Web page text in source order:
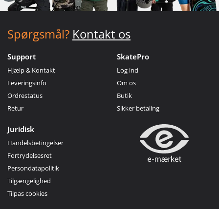
Spørgsmål? Kontakt os
Support
Hjælp & Kontakt
Leveringsinfo
Ordrestatus
Retur
SkatePro
Log ind
Om os
Butik
Sikker betaling
Juridisk
Handelsbetingelser
Fortrydelsesret
Persondatapolitik
Tilgængelighed
Tilpas cookies